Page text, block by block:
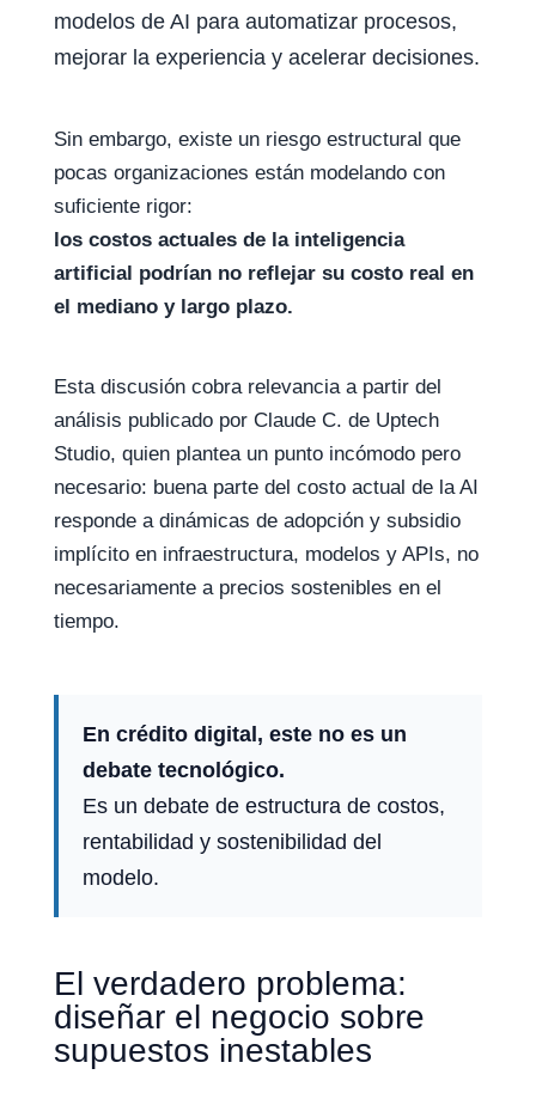
modelos de AI para automatizar procesos,
mejorar la experiencia y acelerar decisiones.
Sin embargo, existe un riesgo estructural que
pocas organizaciones están modelando con
suficiente rigor:
los costos actuales de la inteligencia
artificial podrían no reflejar su costo real en
el mediano y largo plazo.
Esta discusión cobra relevancia a partir del
análisis publicado por Claude C. de Uptech
Studio, quien plantea un punto incómodo pero
necesario: buena parte del costo actual de la AI
responde a dinámicas de adopción y subsidio
implícito en infraestructura, modelos y APIs, no
necesariamente a precios sostenibles en el
tiempo.
En crédito digital, este no es un
debate tecnológico.
Es un debate de estructura de costos,
rentabilidad y sostenibilidad del
modelo.
El verdadero problema:
diseñar el negocio sobre
supuestos inestables